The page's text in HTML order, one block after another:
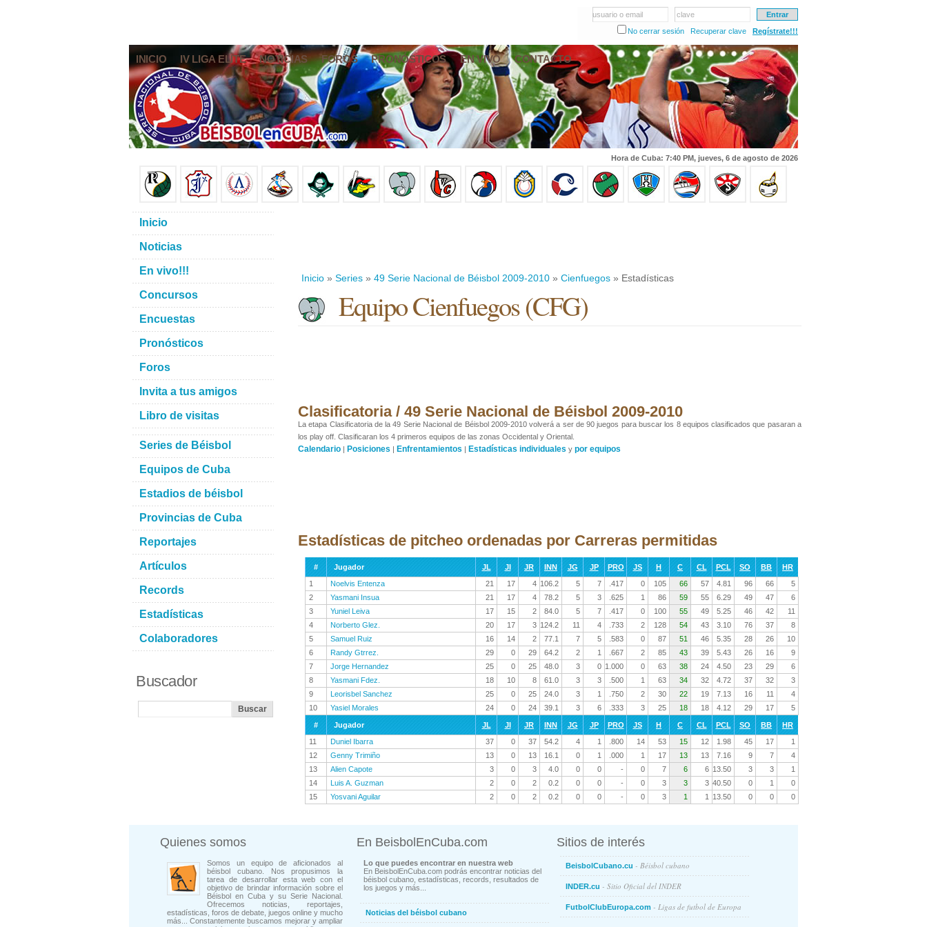
usuario o email
clave
No cerrar sesión
Recuperar clave Regístrate!!!
INICIO IV LIGA ELITE NOTICIAS FOROS PRONÓSTICOS EN VIVO CONTACTO
Hora de Cuba: 7:40 PM, jueves, 6 de agosto de 2026
Inicio » Series » 49 Serie Nacional de Béisbol 2009-2010 » Cienfuegos » Estadísticas
Equipo Cienfuegos (CFG)
Clasificatoria / 49 Serie Nacional de Béisbol 2009-2010
La etapa Clasificatoria de la 49 Serie Nacional de Béisbol 2009-2010 volverá a ser de 90 juegos para buscar los 8 equipos clasificados que pasaran a
los play off. Clasificaran los 4 primeros equipos de las zonas Occidental y Oriental.
Calendario | Posiciones | Enfrentamientos | Estadísticas individuales y por equipos
Estadísticas de pitcheo ordenadas por Carreras permitidas
# Jugador JL JI JR INN JG JP PRO JS H C CL PCL SO BB
HR
1
Noelvis Entenza 21 17 4 106.2 5 7 .417 0 105 66 57 4.81 96 66
5
2
Yasmani Insua 21 17 4 78.2 5 3 .625 1 86 59 55 6.29 49 47
6
3
Yuniel Leiva 17 15 2 84.0 5 7 .417 0 100 55 49 5.25 46 42
11
4
Norberto Glez. 20 17 3 124.2 11 4 .733 2 128 54 43 3.10 76 37
8
5
Samuel Ruiz 16 14 2 77.1 7 5 .583 0 87 51 46 5.35 28 26
10
6
Randy Gtrrez. 29 0 29 64.2 2 1 .667 2 85 43 39 5.43 26 16
9
7
Jorge Hernandez 25 0 25 48.0 3 0 1.000 0 63 38 24 4.50 23 29
6
8
Yasmani Fdez. 18 10 8 61.0 3 3 .500 1 63 34 32 4.72 37 32
3
9
Leorisbel Sanchez 25 0 25 24.0 3 1 .750 2 30 22 19 7.13 16 11
4
10
Yasiel Morales 24 0 24 39.1 3 6 .333 3 25 18 18 4.12 29 17 5
# Jugador JL JI JR INN JG JP PRO JS H C CL PCL SO BB
HR
11
Duniel Ibarra 37 0 37 54.2 4 1 .800 14 53 15 12 1.98 45 17
1
12
Genny Trimiño 13 0 13 16.1 0 1 .000 1 17 13 13 7.16 9 7
4
13
Alien Capote 3 0 3 4.0 0 0 - 0 7 6 6 13.50 3 3
1
14
Luis A. Guzman 2 0 2 0.2 0 0 - 0 3 3 3 40.50 0 1
0
15
Yosvani Aguilar 2 0 2 0.2 0 0 - 0 3 1 1 13.50 0 0 0
Inicio
Noticias
En vivo!!!
Concursos
Encuestas
Pronósticos
Foros
Invita a tus amigos
Libro de visitas
Series de Béisbol
Equipos de Cuba
Estadios de béisbol
Provincias de Cuba
Reportajes
Artículos
Records
Estadísticas
Colaboradores
Buscador
Quienes somos
Somos un equipo de aficionados al
béisbol cubano. Nos propusimos la
tarea de desarrollar esta web con el
objetivo de brindar información sobre el
Béisbol en Cuba y su Serie Nacional.
Ofrecemos noticias, reportajes,
estadísticas, foros de debate, juegos online y mucho
más... Constantemente buscamos mejorar y ampliar
En BeisbolEnCuba.com
Lo que puedes encontrar en nuestra web
En BeisbolEnCuba.com podrás encontrar noticias del
béisbol cubano, estadísticas, records, resultados de
los juegos y más...
Noticias del béisbol cubano
Sitios de interés
BeisbolCubano.cu - Béisbol cubano
INDER.cu - Sitio Oficial del INDER
FutbolClubEuropa.com - Ligas de futbol de Europa